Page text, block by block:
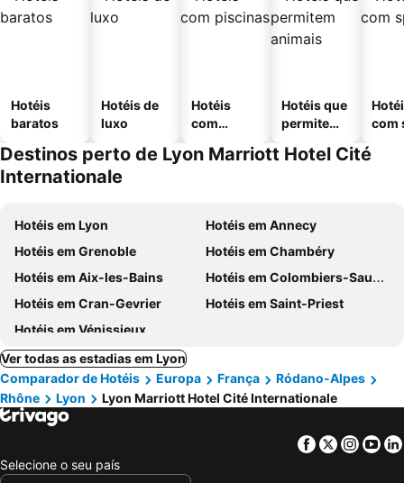
Hotéis
baratos
Hotéis de
luxo
Hotéis
com
Hotéis que
permitem
com
Destinos perto de Lyon Marriott Hotel Cité
Internationale
Hotéis em Lyon
Hotéis em Annecy
Hotéis em Grenoble
Hotéis em Chambéry
Hotéis em Aix-les-Bains
Hotéis em Colombiers-Saugnieu
Hotéis em Cran-Gevrier
Hotéis em Saint-Priest
Hotéis em Vénissieux
Ver todas as estadias em Lyon
Comparador de Hotéis
Europa França
Ródano-Alpes
Rhône
Lyon Lyon Marriott Hotel Cité Internationale
Facebook
Twitter
Selecione o seu país